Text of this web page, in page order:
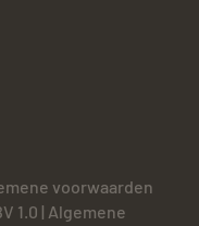
voorwaarden
1.0 | Algemene